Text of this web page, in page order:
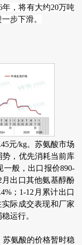
，将有大约20万吨
步下滑。
元/kg。苏氨酸市场
，优先消耗当前库
般，出口报价890-
出口其他氨基醇酚
；1-12月累计出口
际成交表现和厂家
运行。
苏氨酸的价格暂时稳